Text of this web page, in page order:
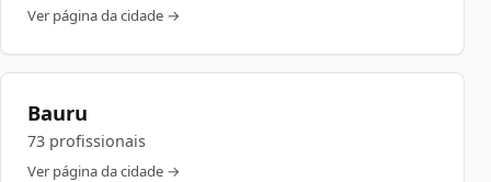
Ver página da cidade →
Bauru
73 profissionais
Ver página da cidade →